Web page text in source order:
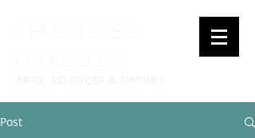
Post